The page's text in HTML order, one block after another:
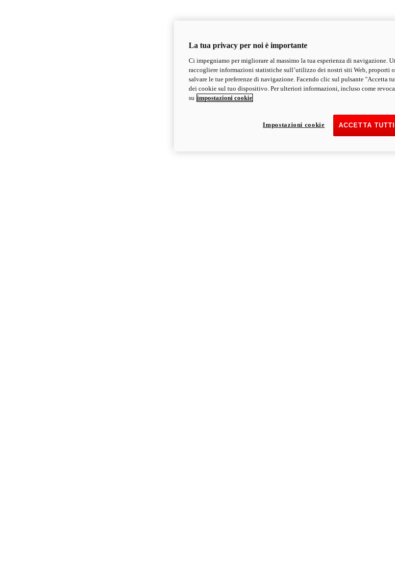
La tua privacy per noi è importante
Ci impegniamo per migliorare al massimo la tua esperienza di navigazione.
raccogliere informazioni statistiche sull’utilizzo dei nostri siti Web, proporti
salvare le tue preferenze di navigazione. Facendo clic sul pulsante "Accetta
dei cookie sul tuo dispositivo. Per ulteriori informazioni, incluso come
su impostazioni cookie
ACCETTA
Impostazioni cookie